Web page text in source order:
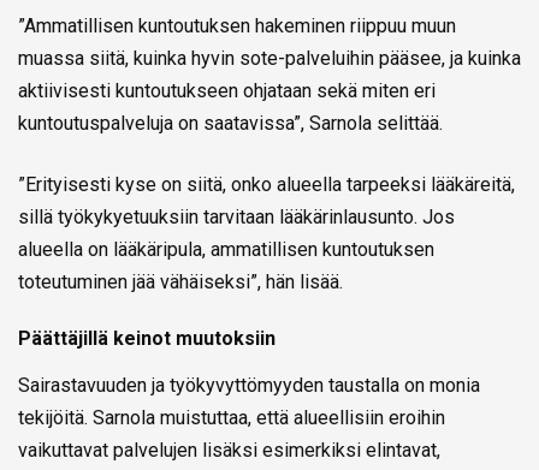
”Ammatillisen kuntoutuksen hakeminen riippuu muun
muassa siitä, kuinka hyvin sote-palveluihin pääsee, ja kuinka
aktiivisesti kuntoutukseen ohjataan sekä miten eri
kuntoutuspalveluja on saatavissa”, Sarnola selittää.
”Erityisesti kyse on siitä, onko alueella tarpeeksi lääkäreitä,
sillä työkykyetuuksiin tarvitaan lääkärinlausunto. Jos
alueella on lääkäripula, ammatillisen kuntoutuksen
toteutuminen jää vähäiseksi”, hän lisää.
Päättäjillä keinot muutoksiin
Sairastavuuden ja työkyvyttömyyden taustalla on monia
tekijöitä. Sarnola muistuttaa, että alueellisiin eroihin
vaikuttavat palvelujen lisäksi esimerkiksi elintavat,